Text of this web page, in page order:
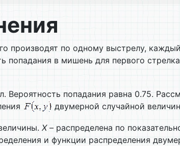
производят по одному выстрелу,
попадания в мишень для первого
попадания равна 0.75.
двумерной случайной
X– распределена по
и функции распределения